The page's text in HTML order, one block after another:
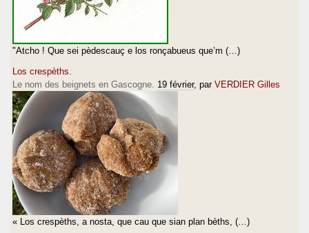
"Atcho ! Que sei pèdescauç e los ronçabueus que’m (…)
Los crespèths.
Le nom des beignets en Gascogne. 19 février, par VERDIER Gilles
« Los crespèths, a nosta, que cau que sian plan bèths, (…)